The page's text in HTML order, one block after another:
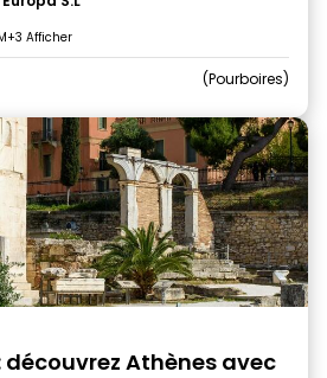
+3 Afficher
Pourboires
Athènes avec